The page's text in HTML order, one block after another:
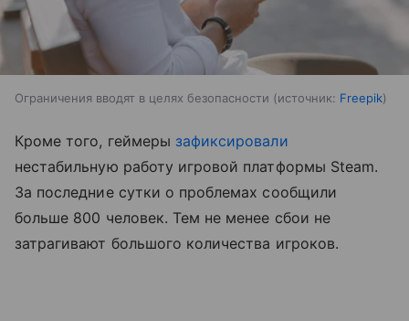
Ограничения вводят в целях безопасности источник: Freepik
Кроме того, геймеры зафиксировали
нестабильную работу игровой платформы Steam.
За последние сутки о проблемах сообщили
больше 800 человек. Тем не менее сбои не
затрагивают большого количества игроков.